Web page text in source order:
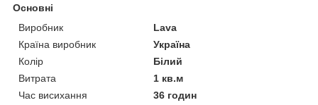
Основні
Виробник
Lava
Країна виробник
Україна
Колір
Білий
Витрата
1 кв.м
Час висихання
36 годин